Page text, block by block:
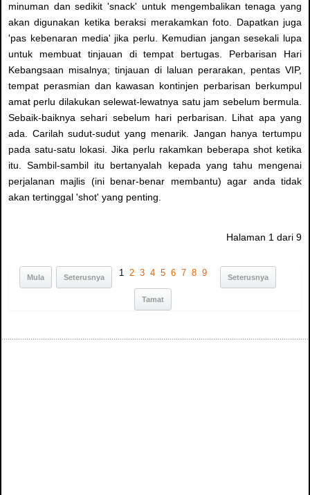
minuman dan sedikit 'snack' untuk mengembalikan tenaga yang
akan digunakan ketika beraksi merakamkan foto. Dapatkan juga
'pas kebenaran media' jika perlu. Kemudian jangan sesekali lupa
untuk membuat tinjauan di tempat bertugas. Perbarisan Hari
Kebangsaan misalnya; tinjauan di laluan perarakan, pentas VIP,
tempat perasmian dan kawasan kontinjen perbarisan berkumpul
amat perlu dilakukan selewat-lewatnya satu jam sebelum bermula.
Sebaik-baiknya sehari sebelum hari perbarisan. Lihat apa yang
ada. Carilah sudut-sudut yang menarik. Jangan hanya tertumpu
pada satu-satu lokasi. Jika perlu rakamkan beberapa shot ketika
itu. Sambil-sambil itu bertanyalah kepada yang tahu mengenai
perjalanan majlis (ini benar-benar membantu) agar anda tidak
akan tertinggal 'shot' yang penting.
Halaman 1 dari 9
Mula Seterusnya 1 2 3 4 5 6 7 8 9 Seterusnya
Tamat